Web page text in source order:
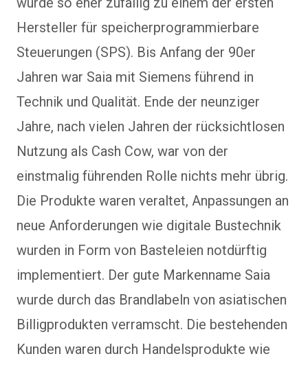
Hersteller für speicherprogrammierbare
Steuerungen (SPS). Bis Anfang der 90er
Jahren war Saia mit Siemens führend in
Technik und Qualität. Ende der neunziger
Jahre, nach vielen Jahren der rücksichtlosen
Nutzung als Cash Cow, war von der
einstmalig führenden Rolle nichts mehr übrig.
Die Produkte waren veraltet, Anpassungen an
neue Anforderungen wie digitale Bustechnik
wurden in Form von Basteleien notdürftig
implementiert. Der gute Markenname Saia
wurde durch das Brandlabeln von asiatischen
Billigprodukten verramscht. Die bestehenden
Kunden waren durch Handelsprodukte wie